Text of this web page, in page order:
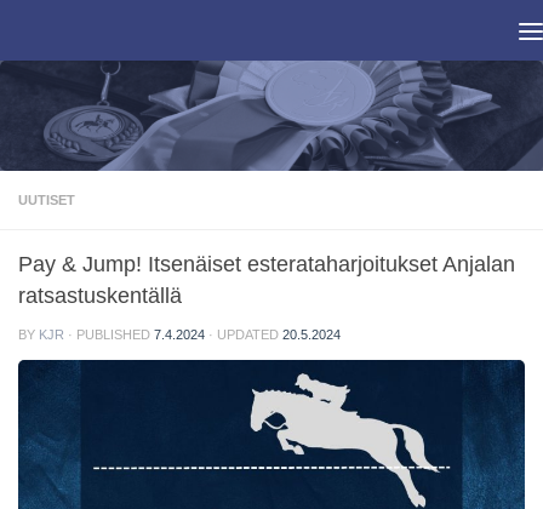
UUTISET
Pay & Jump! Itsenäiset esterataharjoitukset Anjalan
ratsastuskentällä
BY KJR · PUBLISHED 7.4.2024 · UPDATED 20.5.2024